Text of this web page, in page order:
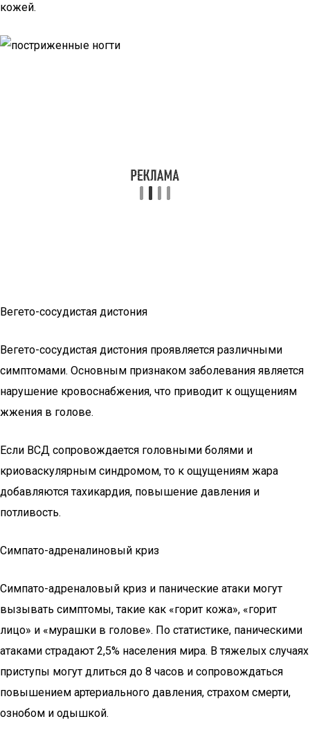
кожей.
Вегето-сосудистая дистония
Вегето-сосудистая дистония проявляется различными
симптомами. Основным признаком заболевания является
нарушение кровоснабжения, что приводит к ощущениям
жжения в голове.
Если ВСД сопровождается головными болями и
криоваскулярным синдромом, то к ощущениям жара
добавляются тахикардия, повышение давления и
потливость.
Симпато-адреналиновый криз
Симпато-адреналовый криз и панические атаки могут
вызывать симптомы, такие как «горит кожа», «горит
лицо» и «мурашки в голове». По статистике, паническими
атаками страдают 2,5% населения мира. В тяжелых случаях
приступы могут длиться до 8 часов и сопровождаться
повышением артериального давления, страхом смерти,
ознобом и одышкой.